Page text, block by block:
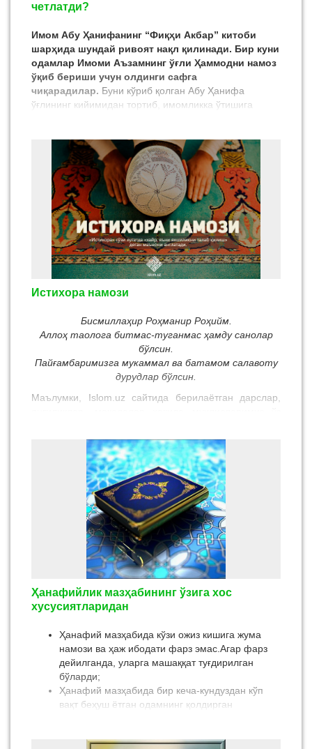
четлатди?
Имом Абу Ҳанифанинг “Фиқҳи Акбар” китоби
шарҳида шундай ривоят нақл қилинади. Бир куни
одамлар Имоми Аъзамнинг ўғли Ҳаммодни намоз
ўқиб бериши учун олдинги сафга
чиқарадилар. Буни кўриб қолган Абу Ҳанифа
ўғлининг кийимидан тортиб, имомликка ўтишига
Истихора намози
Бисмиллаҳир Роҳманир Роҳийм.
Аллоҳ таолога битмас-туганмас ҳамду санолар
бўлсин.
Пайғамбаримизга мукаммал ва батамом салавоту
дурудлар бўлсин.
Маълумки, Islom.uz сайтида берилаётган дарслар,
қолдиришмоқда. Биз бундан мамнунмиз. Шундай
маълумотларнинг бирида «Истихора» намози ҳақида
маълумот беришимизни сўрашган. Бу намоз
тўғрисида аввалроқ сайтимизда маълумот берилган
бўлсада Аллоҳ таолонинг тавфиқини сўраган ҳолда
азиз мухлисларимизга такроран ушбу намоз қай
тарзда адо этилиши, дуолари тўғрисида батафсил
маълумот бермоқчимиз. Аллоҳ таоло бериладиган
маълумотларни халқимизга манфаатли ва фойдали
қилсин, хато нуқсонларимизни Ўзи мағфират этсин!
Ҳанафийлик мазҳабининг ўзига хос
хусусиятларидан
Ҳанафий мазҳабида кўзи ожиз кишига жума
намози ва ҳаж ибодати фарз эмас.Агар фарз
дейилганда, уларга машаққат туғдирилган
бўларди;
Ҳанафий мазҳабида бир кеча-кундуздан кўп
вақт беҳуш ётган одамнинг қолдирган
беҳуш ётган беморларга машаққат бўлар эди;